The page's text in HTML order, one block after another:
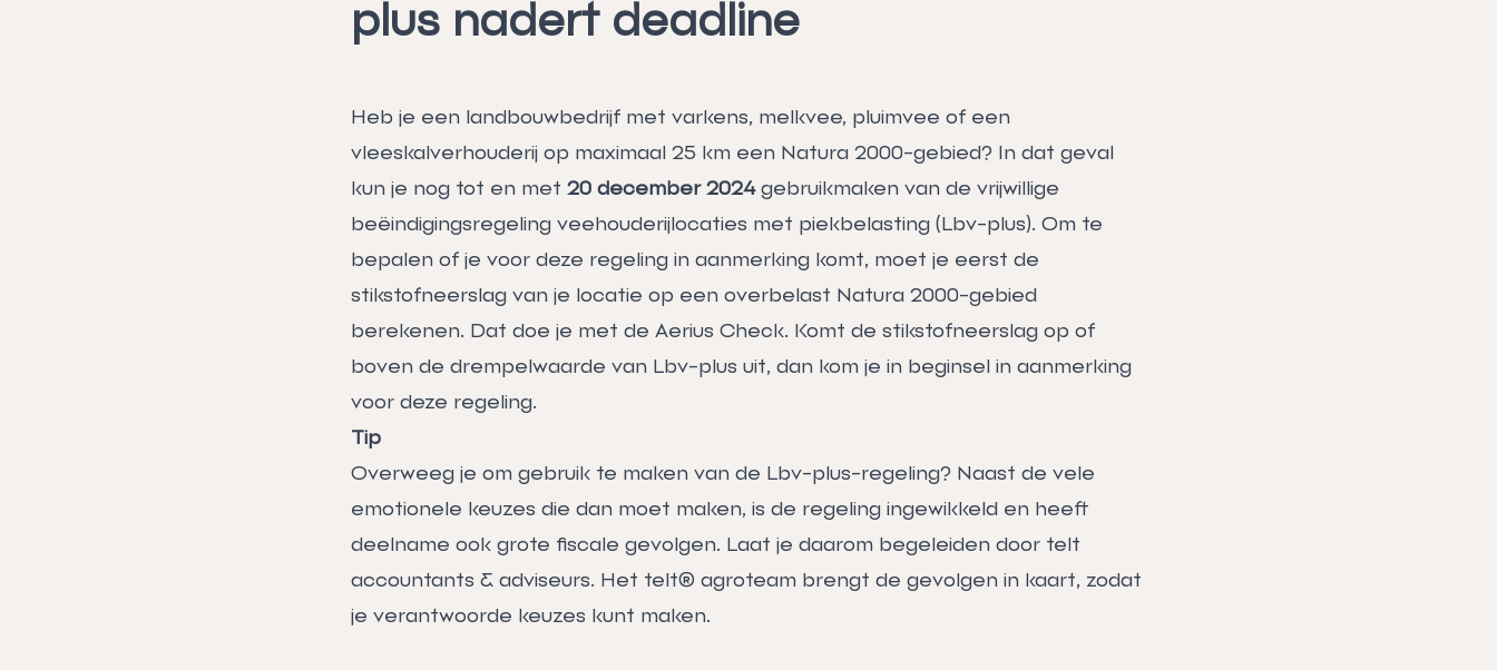
plus nadert deadline
Heb je een landbouwbedrijf met varkens, melkvee, pluimvee of een
vleeskalverhouderij op maximaal 25 km een Natura 2000-gebied? In dat geval
kun je nog tot en met 20 december 2024gebruikmaken van de vrijwillige
beëindigingsregeling veehouderijlocaties met piekbelasting (Lbv-plus). Om te
bepalen of je voor deze regeling in aanmerking komt, moet je eerst de
stikstofneerslag van je locatie op een overbelast Natura 2000-gebied
berekenen. Dat doe je met de Aerius Check. Komt de stikstofneerslag op of
boven de drempelwaarde van Lbv-plus uit, dan kom je in beginsel in aanmerking
voor deze regeling.
Tip
Overweeg je om gebruik te maken van de Lbv-plus-regeling? Naast de vele
emotionele keuzes die dan moet maken, is de regeling ingewikkeld en heeft
deelname ook grote fiscale gevolgen. Laat je daarom begeleiden door telt
accountants & adviseurs. Het telt® agroteam brengt de gevolgen in kaart, zodat
je verantwoorde keuzes kunt maken.